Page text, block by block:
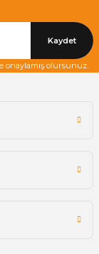
Kaydet
onaylamış olursunuz.